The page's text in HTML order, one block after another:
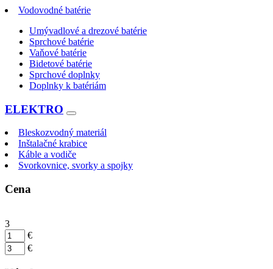
Vodovodné batérie
Umývadlové a drezové batérie
Sprchové batérie
Vaňové batérie
Bidetové batérie
Sprchové doplnky
Doplnky k batériám
ELEKTRO
Bleskozvodný materiál
Inštalačné krabice
Káble a vodiče
Svorkovnice, svorky a spojky
Cena
3
€
€